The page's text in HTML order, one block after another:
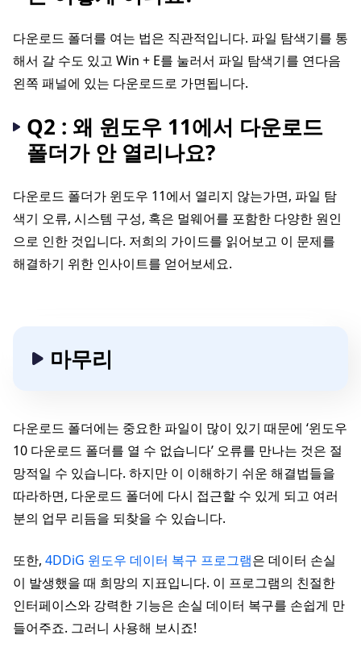
다운로드 폴더를 여는 법은 직관적입니다. 파일 탐색기를 통
해서 갈 수도 있고 Win + E를 눌러서 파일 탐색기를 연다음
왼쪽 패널에 있는 다운로드로 가면됩니다.
Q2 : 왜 윈도우 11에서 다운로드
폴더가 안 열리나요?
다운로드 폴더가 윈도우 11에서 열리지 않는가면, 파일 탐
색기 오류, 시스템 구성, 혹은 멀웨어를 포함한 다양한 원인
으로 인한 것입니다. 저희의 가이드를 읽어보고 이 문제를
해결하기 위한 인사이트를 얻어보세요.
마무리
다운로드 폴더에는 중요한 파일이 많이 있기 때문에 ‘윈도우
10 다운로드 폴더를 열 수 없습니다’ 오류를 만나는 것은 절
망적일 수 있습니다. 하지만 이 이해하기 쉬운 해결법들을
따라하면, 다운로드 폴더에 다시 접근할 수 있게 되고 여러
분의 업무 리듬을 되찾을 수 있습니다.
또한, 4DDiG 윈도우 데이터 복구 프로그램은 데이터 손실
이 발생했을 때 희망의 지표입니다. 이 프로그램의 친절한
인터페이스와 강력한 기능은 손실 데이터 복구를 손쉽게 만
들어주죠. 그러니 사용해 보시죠!